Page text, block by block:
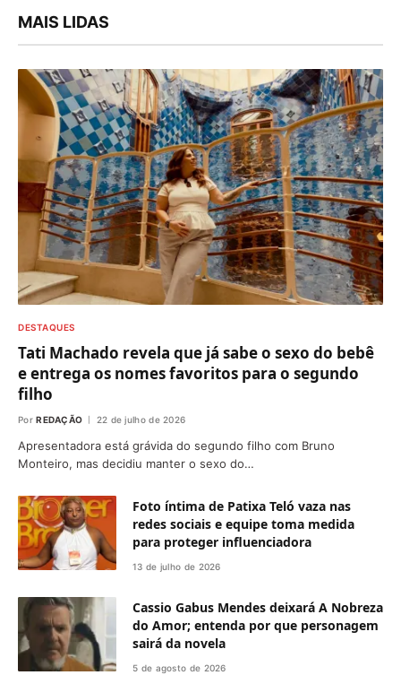
MAIS LIDAS
DESTAQUES
Tati Machado revela que já sabe o sexo do bebê
e entrega os nomes favoritos para o segundo
filho
Por REDAÇÃO 22 de julho de 2026
Apresentadora está grávida do segundo filho com Bruno
Monteiro, mas decidiu manter o sexo do…
Foto íntima de Patixa Teló vaza nas
redes sociais e equipe toma medida
para proteger influenciadora
13 de julho de 2026
Cassio Gabus Mendes deixará A Nobreza
do Amor; entenda por que personagem
sairá da novela
5 de agosto de 2026